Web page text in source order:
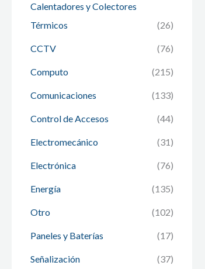
Calentadores y Colectores
Térmicos
(26)
CCTV (76)
Computo (215)
Comunicaciones (133)
Control de Accesos (44)
Electromecánico (31)
Electrónica (76)
Energía (135)
Otro (102)
Paneles y Baterías (17)
Señalización (37)